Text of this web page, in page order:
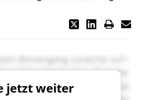
jetzt weiter